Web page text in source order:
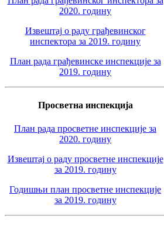
2020. годину
Извештај о раду грађевинског
инспектора за 2019. годину
План рада грађевинске инспекције за
2019. годину
Просветна инспекција
План рада просветне инспекције за
2020. годину
Извештај о раду просветне инспекције
за 2019. годину
Годишњи план просветне инспекције
за 2019. годину